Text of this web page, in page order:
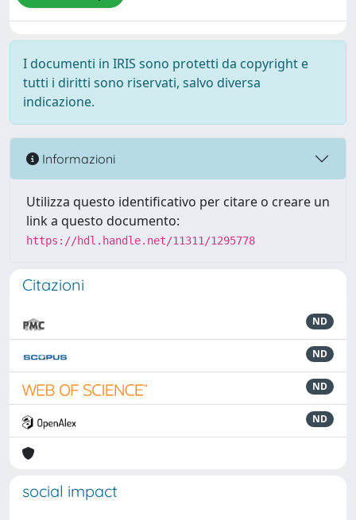
I documenti in IRIS sono protetti da copyright e
tutti i diritti sono riservati, salvo diversa
indicazione.
Informazioni
Utilizza questo identificativo per citare o creare un
link a questo documento:
https://hdl.handle.net/11311/1295778
Citazioni
ND
ND
ND
ND
social impact